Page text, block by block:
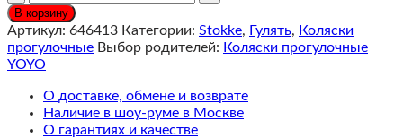
Stokke®
YOYO³
Коляска
прогулочная,
рама
на
выбор
В корзину
Артикул: 646413 Категории: Stokke, Гулять, Коляски
прогулочные Выбор родителей: Коляски прогулочные
YOYO
О доставке, обмене и возврате
Наличие в шоу-руме в Москве
О гарантиях и качестве